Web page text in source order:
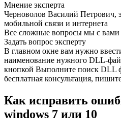
Мнение эксперта
Черноволов Василий Петрович,
мобильной связи и интернета
Все сложные вопросы мы с вами
Задать вопрос эксперту
В главном окне вам нужно
наименование нужного DLL-
кнопкой Выполните поиск DLL
бесплатная консультация,
Как исправить
windows 7 или 10